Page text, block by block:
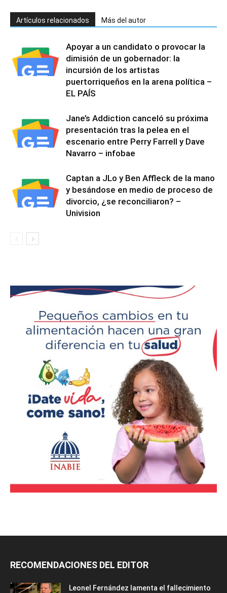
Artículos relacionados Más del autor
Apoyar a un candidato o provocar la
dimisión de un gobernador: la
incursión de los artistas
puertorriqueños en la arena política –
EL PAÍS
Jane’s Addiction canceló su próxima
presentación tras la pelea en el
escenario entre Perry Farrell y Dave
Navarro – infobae
Captan a JLo y Ben Affleck de la mano
y besándose en medio de proceso de
divorcio, ¿se reconciliaron? –
Univision
RECOMENDACIONES DEL EDITOR
Leonel Fernández lamenta el fallecimiento